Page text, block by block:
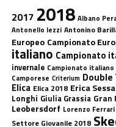
2017 2018 Albano
Antonello Iezzi Antonino
Europeo Campionato
italiano Campionato
invernale Campionato
Camporese Criterium Double
Elica Elica 2018 Erica Sessa
Longhi Giulia Grassia Gran
Leobersdorf Lorenzo Ferrari
Settore Giovanile 2018